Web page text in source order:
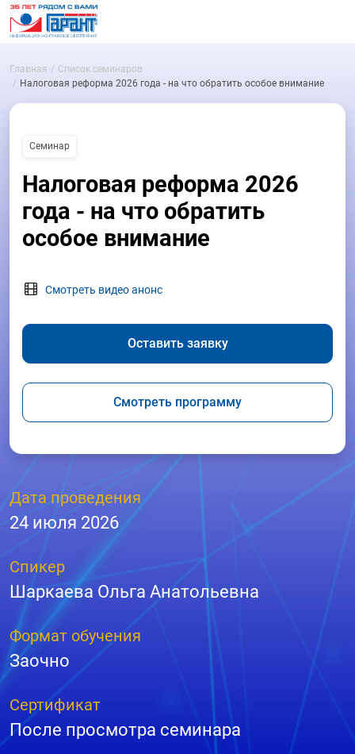
Главная
Список семинаров
Налоговая реформа 2026 года - на что обратить особое внимание
Семинар
Налоговая реформа 2026
года - на что обратить
особое внимание
Смотреть видео анонс
Оставить заявку
Смотреть программу
Дата проведения
24 июля 2026
Спикер
Шаркаева Ольга Анатольевна
Формат обучения
Заочно
Сертификат
После просмотра семинара